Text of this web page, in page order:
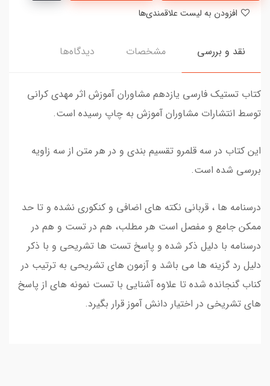
نقد و بررسی مشخصات دیدگاه‌ها
کتاب تستیک فارسی یازدهم مشاوران آموزش اثر مهدی کرانی
توسط انتشارات مشاوران آموزش به چاپ رسیده است.
این کتاب در سه قلمرو تقسیم بندی و در هر متن از سه زاویه
بررسی شده است.
درسنامه ها ، قربانی نکته های اضافی و کنکوری نشده و تا حد
ممکن جامع و مفصل است هر مطلب، هم در تست و هم در
درسنامه با دلیل ذکر شده و پاسخ تست ها تشریحی و با ذکر
دلیل رد گزینه ها می باشد و آزمون های تشریحی به ترتیب در
کناب گنجانده شده تا علاوه آشنایی با تست نمونه های از پاسخ
های تشریخی در اختیار دانش آموز قرار بگیرد.